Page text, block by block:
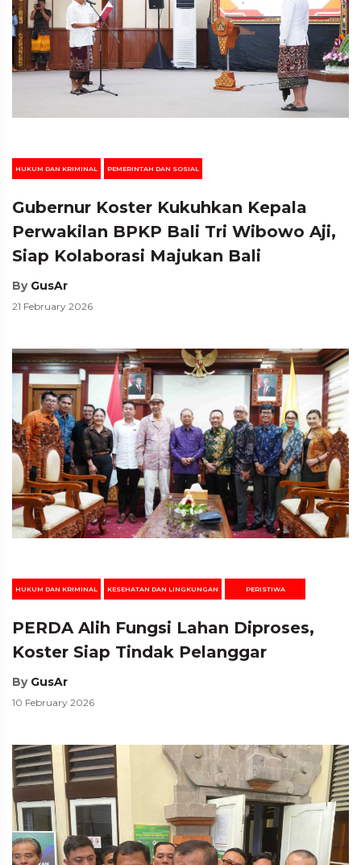
HUKUM DAN KRIMINAL PEMERINTAH DAN SOSIAL
Gubernur Koster Kukuhkan Kepala
Perwakilan BPKP Bali Tri Wibowo Aji,
Siap Kolaborasi Majukan Bali
By GusAr
21 February 2026
HUKUM DAN KRIMINAL KESEHATAN DAN LINGKUNGAN PERISTIWA
PERDA Alih Fungsi Lahan Diproses,
Koster Siap Tindak Pelanggar
By GusAr
10 February 2026